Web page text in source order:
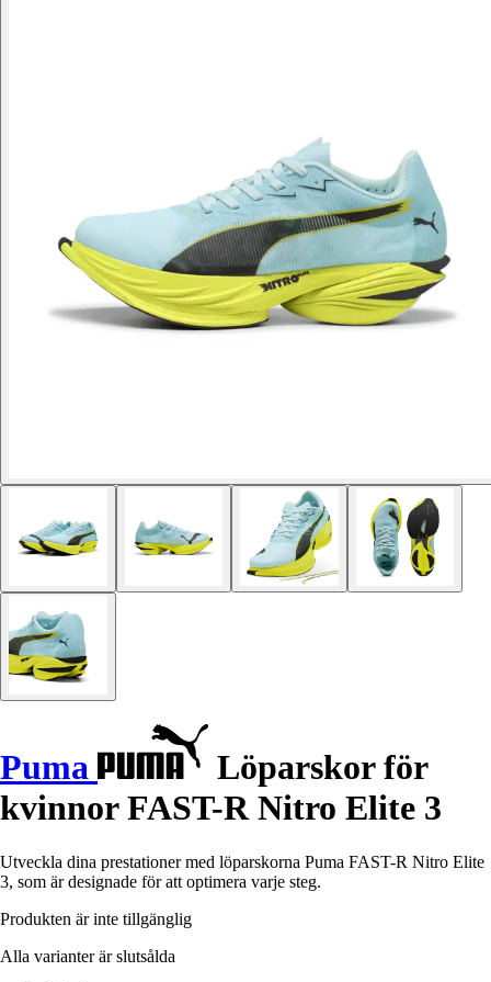
Puma
Löparskor för
kvinnor FAST-R Nitro Elite 3
Utveckla dina prestationer med löparskorna Puma FAST-R Nitro Elite
3, som är designade för att optimera varje steg.
Produkten är inte tillgänglig
Alla varianter är slutsålda